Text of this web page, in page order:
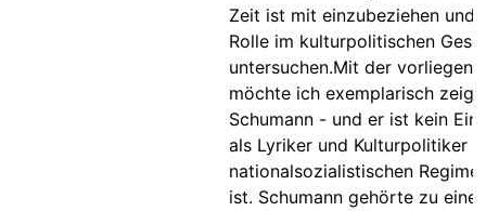
Zeit ist mit einzubeziehen und
Rolle im kulturpolitischen
untersuchen.Mit der
möchte ich exemplarisch
Schumann - und er ist kein
als Lyriker und Kulturpolitiker
nationalsozialistischen
ist. Schumann gehörte zu einer